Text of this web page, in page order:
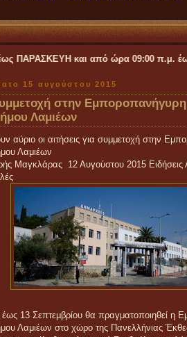
και από ώρα 09:00 π.μ. έως 04:00
15 αυγούστου 2015
στην Εμποροπανήγυρη
Λαμιέων
αύριο οι αιτήσεις για συμμετοχή στην
Λαμιέων
Μαγκλάρας 12 Αυγούστου 2015
13 Σεπτεμβρίου θα πραγματοποιηθεί η
Λαμιέων στο χώρο της Πανελλήνιας